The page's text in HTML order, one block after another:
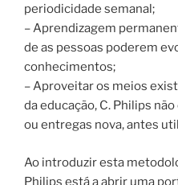
periodicidade semanal;
– Aprendizagem
de as pessoas poderem
conhecimentos;
– Aproveitar os meios
da educação, C. Philips
ou entregas nova, antes
Ao introduzir esta
Philips está a abrir uma